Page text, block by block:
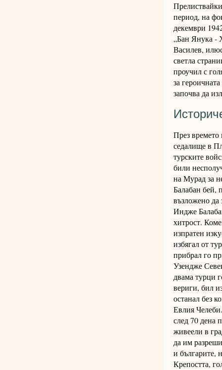
период, на
декември
„Бан Янука -
Василев,
светла
проучил с
за
започва да
През
седалище в
турските
били
на Мурад за
Балабан бей,
възложено да
Индже
хитрост.
изпратен
избягал от
прибрал го
Узендже
двама турци
вериги, бил
останал без
Евлия
след 70 дена
живеели в
да им
и българите,
Крепостта,